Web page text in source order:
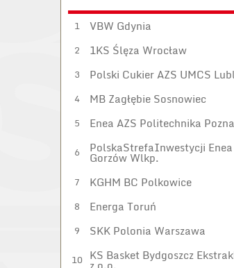
1 VBW Gdynia
2
1KS Ślęza Wrocław
3
Polski Cukier AZS UMCS
4
MB Zagłębie Sosnowiec
5
Enea AZS Politechnika
6
PolskaStrefaInwestycji
Gorzów Wlkp.
7
KGHM BC Polkowice
8
Energa Toruń
9
SKK Polonia Warszawa
10 KS Basket Bydgoszcz